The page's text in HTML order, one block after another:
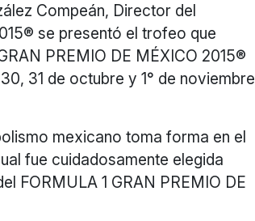
Compeán, Director del
se presentó el trofeo que
PREMIO DE MÉXICO 2015®
31 de octubre y 1° de noviembre
mexicano toma forma en el
fue cuidadosamente elegida
FORMULA 1 GRAN PREMIO DE